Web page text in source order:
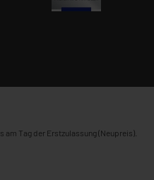
Tag der Erstzulassung (Neupreis).